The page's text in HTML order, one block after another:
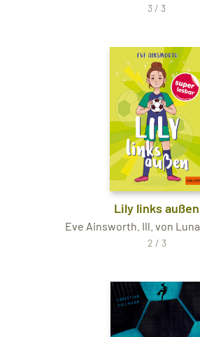
3 / 3
Lily links außen
Eve Ainsworth. Ill. von
2 / 3